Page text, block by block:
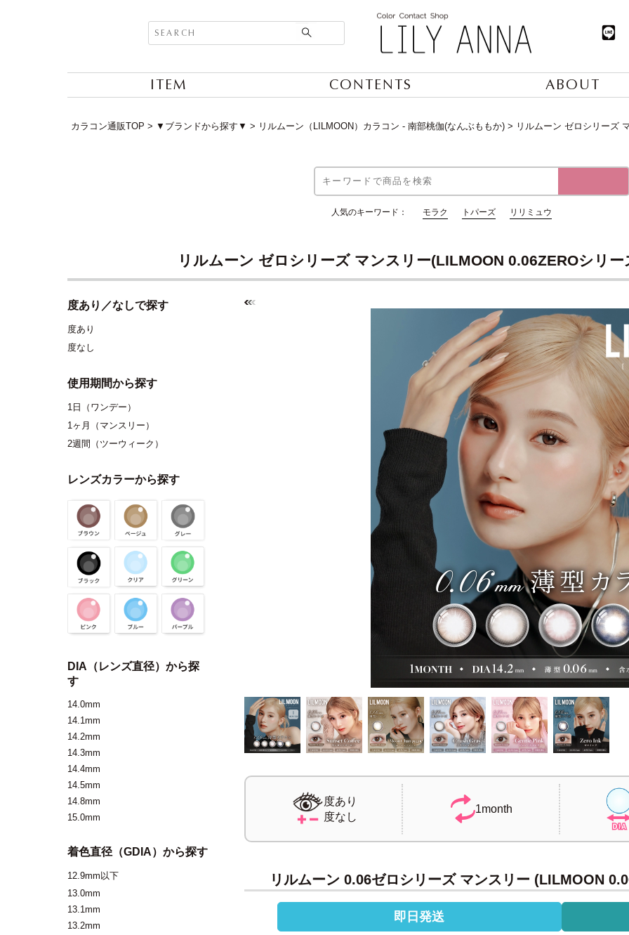
ITEM CONTENTS ABOUT
カラコン通販TOP ▼ブランドから探す▼ リルムーン（LILMOON）カラコン - 南部桃伽(なんぶももか) リルムーン ゼロシリーズ
人気のキーワード： モラク トパーズ リリミュウ
リルムーン ゼロシリーズ マンスリー(LILMOON 0.06ZEROシリ
度あり／なしで探す
度あり
度なし
使用期間から探す
1日（ワンデー）
1ヶ月（マンスリー）
2週間（ツーウィーク）
レンズカラーから探す
DIA（レンズ直径）から探
す
14.0mm
14.1mm
14.2mm
14.3mm
14.4mm
14.5mm
14.8mm
15.0mm
着色直径（GDIA）から探す
12.9mm以下
13.0mm
13.1mm
13.2mm
度あり
度なし
1month
リルムーン 0.06ゼロシリーズ マンスリー (LILMOON
即日発送